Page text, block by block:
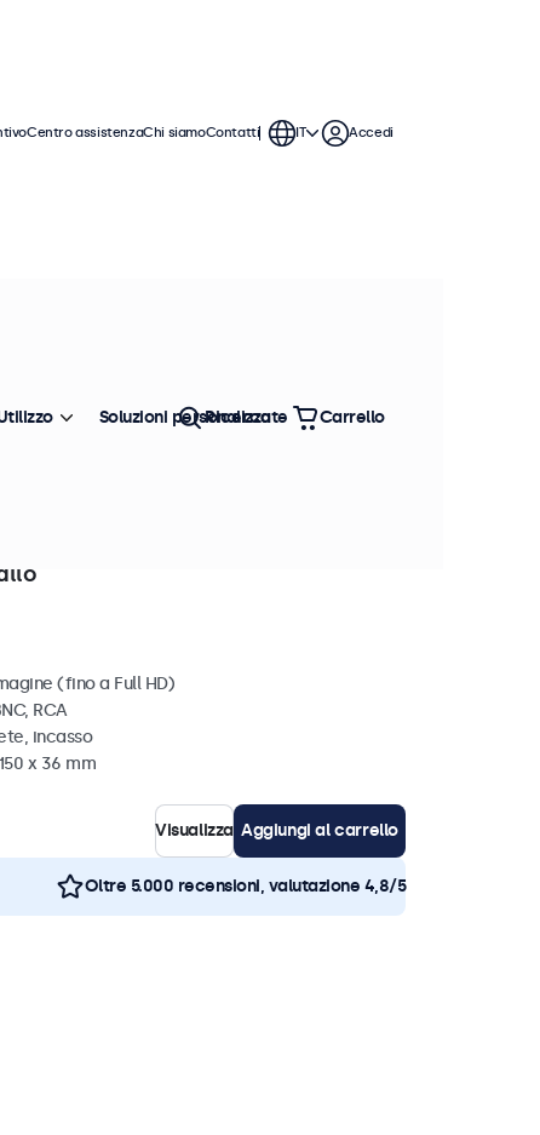
monitor sono compatibili con i
universali, supporti a
Più venduto
(fino a Full HD)
RCA
incasso
x 36 mm
Visualizza Aggiungi al carrello
Oltre 5.000 recensioni, valutazione 4,8/5
Centro assistenzaChi siamoContatti IT Accedi
Soluzioni personalizzate
Ricerca Carrello